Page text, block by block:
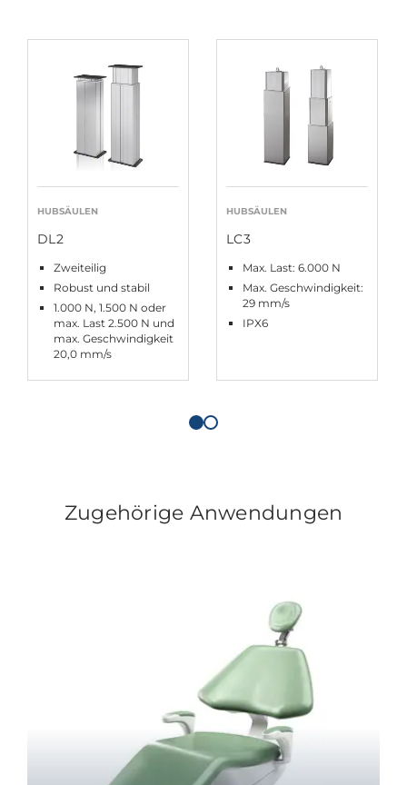
HUBSÄULEN
DL2
Zweiteilig
Robust und stabil
1.000 N, 1.500 N oder
max. Last 2.500 N und
max. Geschwindigkeit
20,0 mm/s
HUBSÄULEN
LC3
Max. Last: 6.000 N
Max. Geschwindigkeit:
29 mm/s
IPX6
Zugehörige Anwendungen